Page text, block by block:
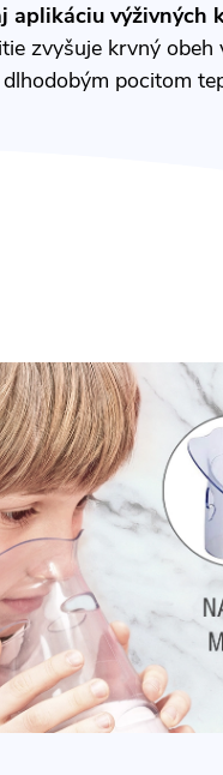
aplikáciu výživných
zvyšuje krvný
pocitom